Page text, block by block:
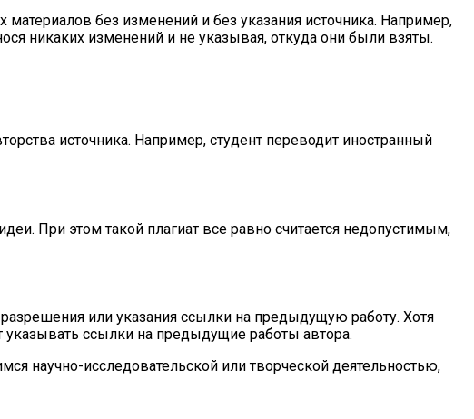
без изменений и без указания источника. Например,
никаких изменений и не указывая, откуда они были взяты.
источника. Например, студент переводит иностранный
При этом такой плагиат все равно считается недопустимым,
или указания ссылки на предыдущую работу. Хотя
указывать ссылки на предыдущие работы автора.
научно-исследовательской или творческой деятельностью,